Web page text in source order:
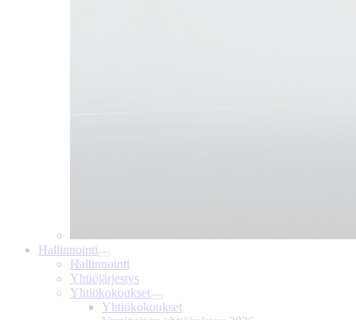
Hallinnointi
Hallinnointi
Yhtiöjärjestys
Yhtiökokoukset
Yhtiökokoukset